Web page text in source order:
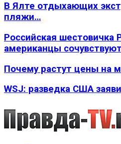
В Ялте отдыхающих
пляжи…
Российская шестовичка
американцы
Почему растут цены на
WSJ: разведка США